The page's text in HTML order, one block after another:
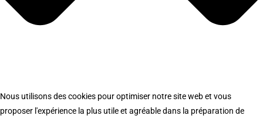
Nous utilisons des cookies pour optimiser notre site web et vous
proposer l'expérience la plus utile et agréable dans la préparation de